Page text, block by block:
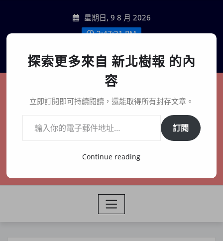
content
星期日, 9 8 月 2026
3:47:32 PM
聯絡我們
新北樹報
在地、記憶、連結、創生
探索更多來自 新北樹報 的內
容
立即訂閱即可持續閱讀，還能取得所有封存文章。
訂閱
Continue reading